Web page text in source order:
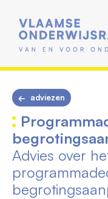
adviezen
Advies over